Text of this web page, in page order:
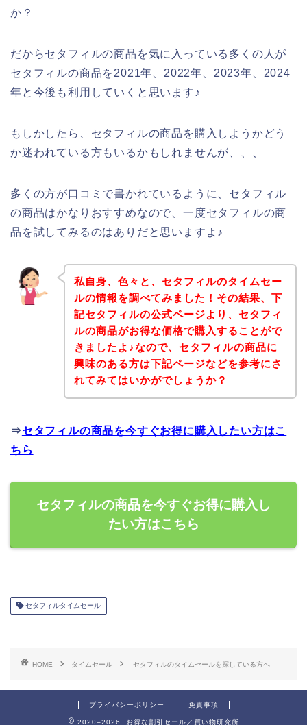
か？
だからセタフィルの商品を気に入っている多くの人が
セタフィルの商品を2021年、2022年、2023年、2024
年と今後も利用していくと思います♪
もしかしたら、セタフィルの商品を購入しようかどう
か迷われている方もいるかもしれませんが、、、
多くの方が口コミで書かれているように、セタフィル
の商品はかなりおすすめなので、一度セタフィルの商
品を試してみるのはありだと思いますよ♪
私自身、色々と、セタフィルのタイムセー
ルの情報を調べてみました！その結果、下
記セタフィルの公式ページより、セタフィ
ルの商品がお得な価格で購入することがで
きましたよ♪なので、セタフィルの商品に
興味のある方は下記ページなどを参考にさ
れてみてはいかがでしょうか？
⇒セタフィルの商品を今すぐお得に購入したい方はこ
ちら
セタフィルの商品を今すぐお得に購入し
たい方はこちら
セタフィルタイムセール
HOME タイムセール セタフィルのタイムセールを探している方へ
プライバシーポリシー 免責事項
2020–2026 お得な割引セール／買い物研究所